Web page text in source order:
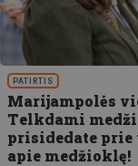
PATIRTIS
Marijampolės
Telkdami
prisidedate prie
apie medžioklę!